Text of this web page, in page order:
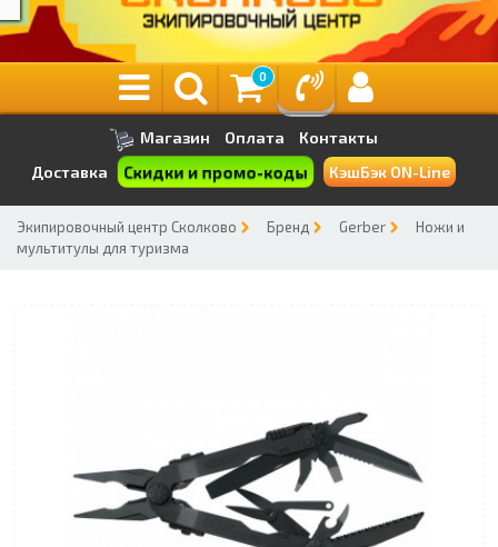
0
Магазин Оплата
Контакты
Доставка
Скидки и промо-коды КэшБэк ON-Line
Экипировочный центр Сколково Бренд Gerber
Ножи и
мультитулы для туризма